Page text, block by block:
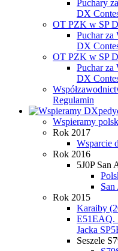
Puchary
DX
OT PZK w SP
Puchar
DX
OT PZK w SP
Puchar
DX
Regulamin
Wspieramy
Rok 2017
Wsparcie
Rok 2016
5J0P San
Rok 2015
Karaiby
E51EAQ.
Jacka
Seszele